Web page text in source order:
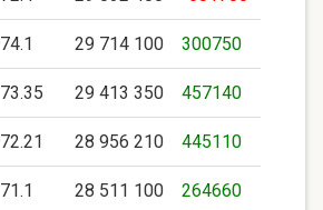
74.1 29 714 100 300750
73.35 29 413 350 457140
72.21 28 956 210 445110
71.1 28 511 100 264660